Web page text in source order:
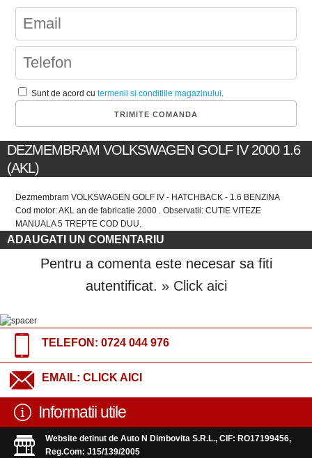
Sunt de acord cutermenii si conditiile magazinului.
DEZMEMBRAM VOLKSWAGEN GOLF IV 2000 1.6
(AKL)
Dezmembram VOLKSWAGEN GOLF IV - HATCHBACK - 1.6 BENZINA
Cod motor: AKL an de fabricatie 2000 . Observatii: CUTIE VITEZE
MANUALA 5 TREPTE COD DUU.
ADAUGATI UN COMENTARIU
Pentru a comenta este necesar sa fiti
autentificat. » Click aici
TELEFON: 0724 044 976
EMAIL: CLICK AICI
Informatii utile
Website detinut de Auto N Dimbovita S.R.L., CIF: RO17199456,
Reg.Com: J15/139/2005